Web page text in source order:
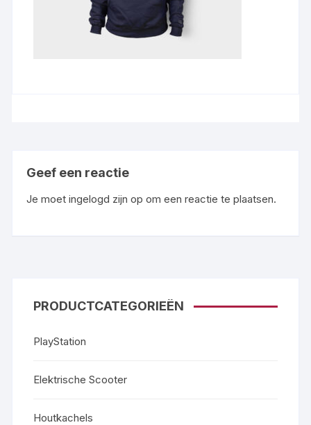
Geef een reactie
Je moetingelogd zijn op om een reactie te plaatsen.
PRODUCTCATEGORIEËN
PlayStation
Elektrische Scooter
Houtkachels